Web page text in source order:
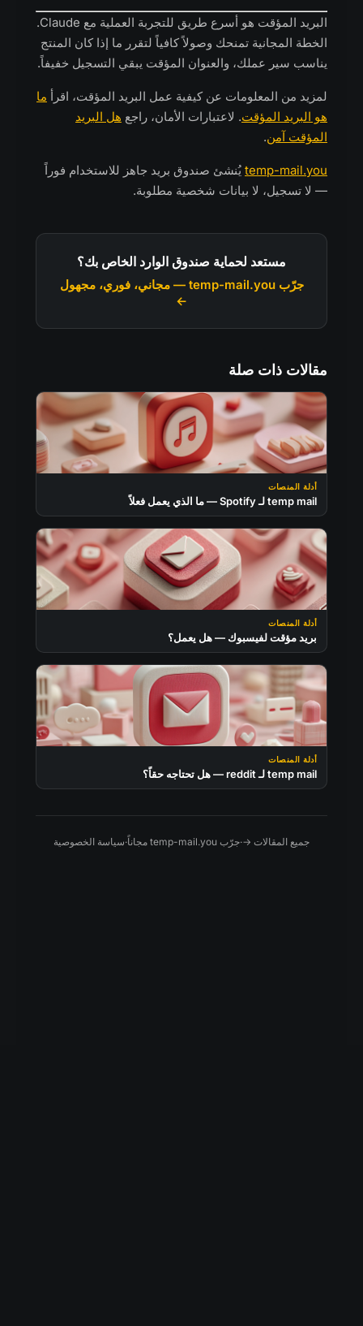
البريد المؤقت هو أسرع طريق للتجربة العملية مع Claude.
الخطة المجانية تمنحك وصولاً كافياً لتقرر ما إذا كان المنتج
يناسب سير عملك، والعنوان المؤقت يبقي التسجيل خفيفاً.
لمزيد من المعلومات عن كيفية عمل البريد المؤقت، اقرأ ما
هو البريد المؤقت. لاعتبارات الأمان، راجع هل البريد
المؤقت آمن.
temp-mail.you يُنشئ صندوق بريد جاهز للاستخدام فوراً
— لا تسجيل، لا بيانات شخصية مطلوبة.
مستعد لحماية صندوق الوارد الخاص بك؟
جرّب temp-mail.you — مجاني، فوري، مجهول
←
مقالات ذات صلة
أدلة المنصات
temp mail لـ Spotify — ما الذي يعمل فعلاً
أدلة المنصات
بريد مؤقت لفيسبوك — هل يعمل؟
أدلة المنصات
temp mail لـ reddit — هل تحتاجه حقاً؟
جميع المقالات →·جرّب temp-mail.you مجاناً ·سياسة الخصوصية